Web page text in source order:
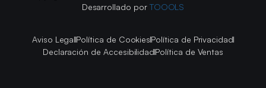
Desarrollado por TOOOLS
Aviso LegalPolítica de CookiesPolítica de Privacidad
Declaración de AccesibilidadPolítica de Ventas